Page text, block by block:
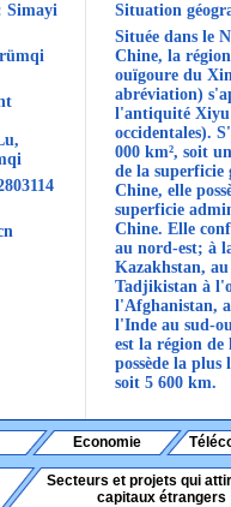
Simayi
Situation
Située dans le
Chine, la
ouïgoure du
abréviation)
l'antiquité Xiyu
occidentales).
000 km², soit
de la superficie
Chine, elle
superficie
Chine. Elle
au nord-est; à
Kazakhstan,
Tadjikistan à
l'Afghanistan,
l'Inde au sud-
est la région
possède la
soit 5 600 km.
Economie
Secteurs et projets qui
capitaux étrangers